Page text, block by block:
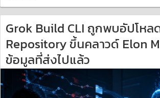
Grok Build CLI ถูกพบอัปโหล
Repository ขึ้นคลาวด์ Elon
ข้อมูลที่ส่งไปแล้ว